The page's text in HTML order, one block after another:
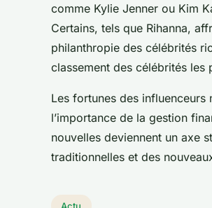
comme Kylie Jenner ou Kim
Certains, tels que Rihanna,
philanthropie des célébrités
classement des célébrités les
Les fortunes des
l’importance de la gestion
nouvelles deviennent un axe
traditionnelles et des
Actu